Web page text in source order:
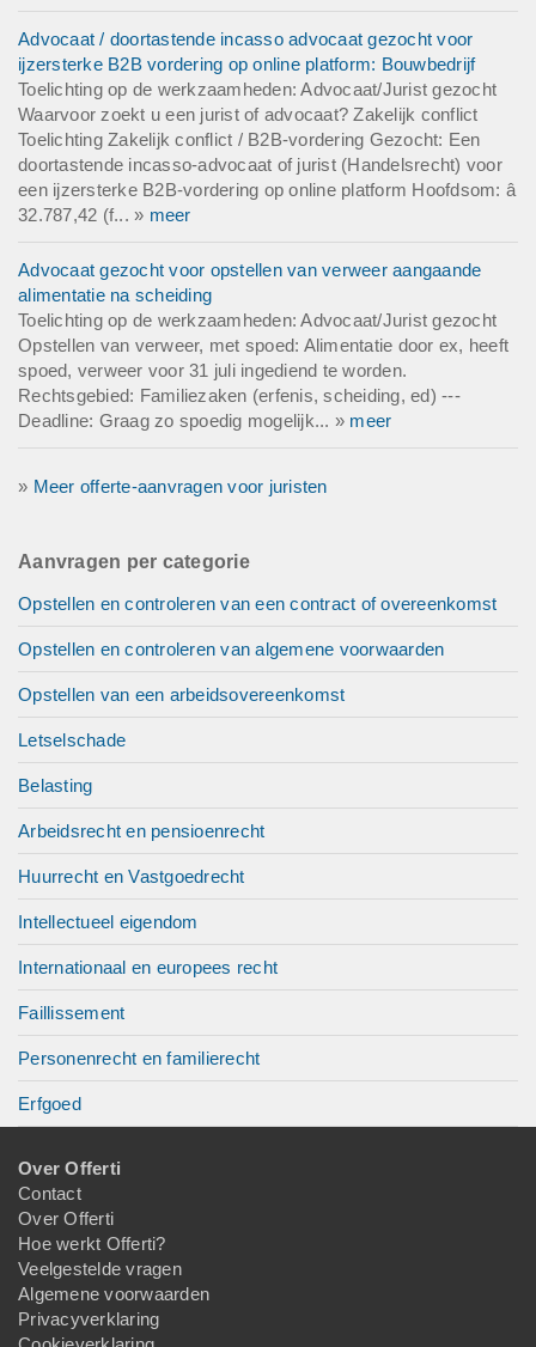
Advocaat / doortastende incasso advocaat gezocht voor
ijzersterke B2B vordering op online platform: Bouwbedrijf
Toelichting op de werkzaamheden: Advocaat/Jurist gezocht
Waarvoor zoekt u een jurist of advocaat? Zakelijk conflict
Toelichting Zakelijk conflict / B2B-vordering Gezocht: Een
doortastende incasso-advocaat of jurist (Handelsrecht) voor
een ijzersterke B2B-vordering op online platform Hoofdsom: â
32.787,42 (f... » meer
Advocaat gezocht voor opstellen van verweer aangaande
alimentatie na scheiding
Toelichting op de werkzaamheden: Advocaat/Jurist gezocht
Opstellen van verweer, met spoed: Alimentatie door ex, heeft
spoed, verweer voor 31 juli ingediend te worden.
Rechtsgebied: Familiezaken (erfenis, scheiding, ed) ---
Deadline: Graag zo spoedig mogelijk... » meer
» Meer offerte-aanvragen voor juristen
Aanvragen per categorie
Opstellen en controleren van een contract of overeenkomst
Opstellen en controleren van algemene voorwaarden
Opstellen van een arbeidsovereenkomst
Letselschade
Belasting
Arbeidsrecht en pensioenrecht
Huurrecht en Vastgoedrecht
Intellectueel eigendom
Internationaal en europees recht
Faillissement
Personenrecht en familierecht
Erfgoed
Over Offerti
Contact
Over Offerti
Hoe werkt Offerti?
Veelgestelde vragen
Algemene voorwaarden
Privacyverklaring